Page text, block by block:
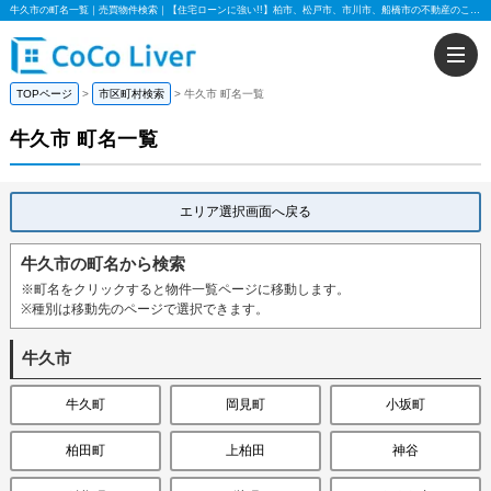
牛久市の町名一覧｜売買物件検索｜【住宅ローンに強い!!】柏市、松戸市、市川市、船橋市の不動産のことなら株式会社ココリバー
TOPページ 市区町村検索 牛久市 町名一覧
牛久市 町名一覧
エリア選択画面へ戻る
牛久市の町名から検索
※町名をクリックすると物件一覧ページに移動します。
※種別は移動先のページで選択できます。
牛久市
牛久町 岡見町 小坂町
柏田町 上柏田 神谷